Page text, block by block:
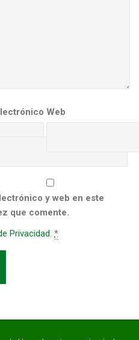
Web
y web en este
que comente.
Privacidad *